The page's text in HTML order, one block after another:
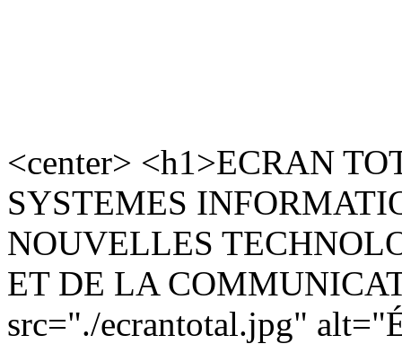
<center> <h1>ECRAN
SYSTEMES
NOUVELLES
ET DE LA
src="./ecrantotal.jpg"